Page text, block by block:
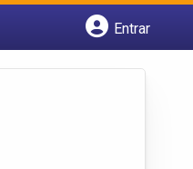
Entrar